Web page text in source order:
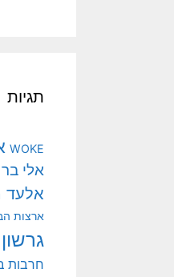
תגיות
WOKE
אלי בר
אלעד
ארצות
חרבות